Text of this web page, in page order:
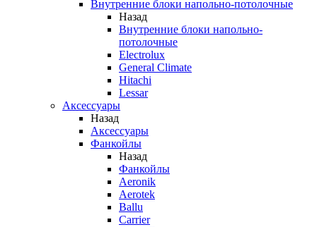
Внутренние блоки напольно-потолочные
Назад
Внутренние блоки напольно-
потолочные
Electrolux
General Climate
Hitachi
Lessar
Аксессуары
Назад
Аксессуары
Фанкойлы
Назад
Фанкойлы
Aeronik
Aerotek
Ballu
Carrier